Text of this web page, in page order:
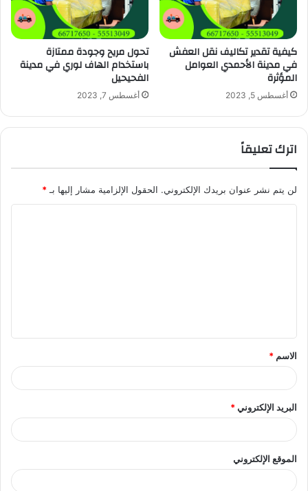
كيفية تقدير تكاليف نقل العفش
في مدينة الأحمدي العوامل
المؤثرة
أغسطس 5, 2023
تحول مريح وجودة ممتازة
باستخدام الهاف لوري في مدينة
الفحيحيل
أغسطس 7, 2023
اترك تعليقاً
لن يتم نشر عنوان بريدك الإلكتروني. الحقول الإلزامية مشار إليها بـ*
ق
*
الاسم *
البريد الإلكتروني*
الموقع الإلكتروني